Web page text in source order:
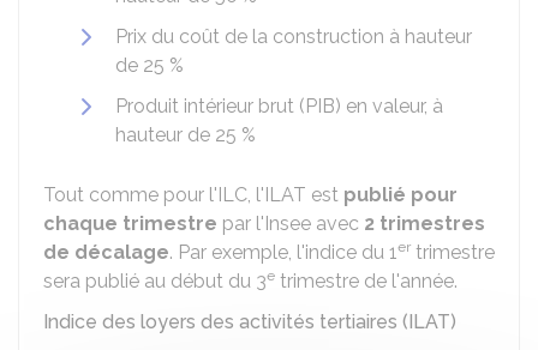
Prix du coût de la construction à hauteur
de 25 %
Produit intérieur brut (PIB) en valeur, à
hauteur de 25 %
Tout comme pour l'ILC, l'ILAT est publié pour
chaque trimestre par l'Insee avec 2 trimestres
de décalage. Par exemple, l'indice du 1er trimestre
sera publié au début du 3e trimestre de l'année.
Indice des loyers des activités tertiaires (ILAT)